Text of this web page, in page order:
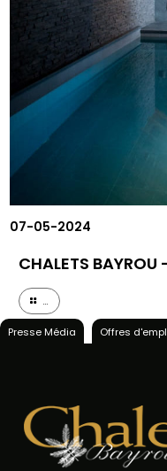
07-05-2024
CHALETS BAYROU
...
Presse Média Offres